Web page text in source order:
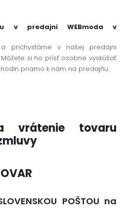
v predajni WEBmoda v
prichystáme v našej predajni
si ho prísť osobne vyskúšať
priamo k nám na predajňu.
vrátenie tovaru
POŠTOU na